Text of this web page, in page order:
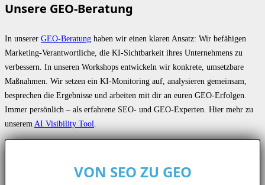
Unsere GEO-Beratung
In unserer GEO-Beratung haben wir einen klaren Ansatz: Wir befähigen
Marketing-Verantwortliche, die KI-Sichtbarkeit ihres Unternehmens zu
verbessern. In unseren Workshops entwickeln wir konkrete, umsetzbare
Maßnahmen. Wir setzen ein KI-Monitoring auf, analysieren gemeinsam,
besprechen die Ergebnisse und arbeiten mit dir an euren GEO-Erfolgen.
Immer persönlich – als erfahrene SEO- und GEO-Experten. Hier mehr zu
unseremAI Visibility Tool.
VON SEO ZU GEO